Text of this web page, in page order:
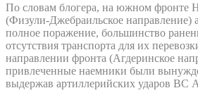
По словам блогера, на южном фронте
(Физули-Джебраильское направление)
полное поражение, большинство
отсутствия транспорта для их
направлении фронта (Агдеринское
привлеченные наемники были
выдержав артиллерийских ударов ВС